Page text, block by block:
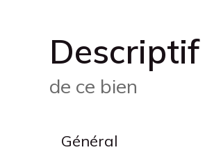
descriptif
de ce bien
Général